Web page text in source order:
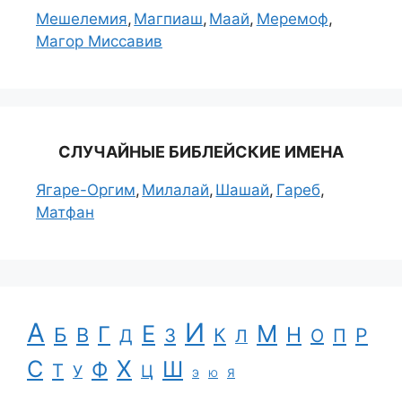
Мешелемия Магпиаш Маай Меремоф
Магор Миссавив
СЛУЧАЙНЫЕ БИБЛЕЙСКИЕ ИМЕНА
Ягаре-Оргим Милалай Шашай Гареб
Матфан
А Б В Г Д Е З И К Л М Н О П Р
С Т У Ф Х Ц Ш Э Ю Я